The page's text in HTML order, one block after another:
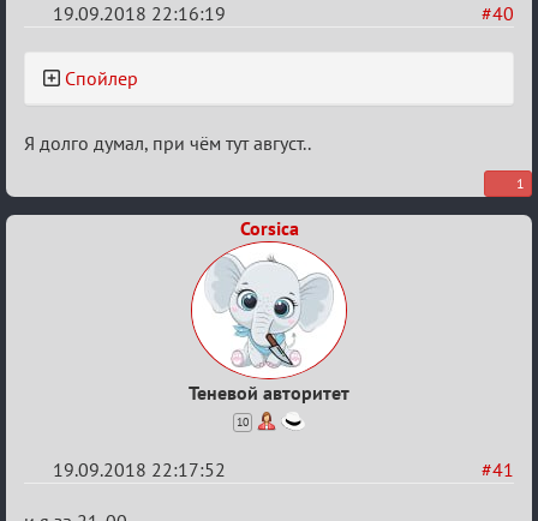
#40
19.09.2018 22:16:19
Re:
Обсуждение
X
Турнира
«Mortal
Combat»
Спойлер
Я долго думал, при чём тут август..
1
Corsica
Теневой авторитет
10
#41
19.09.2018 22:17:52